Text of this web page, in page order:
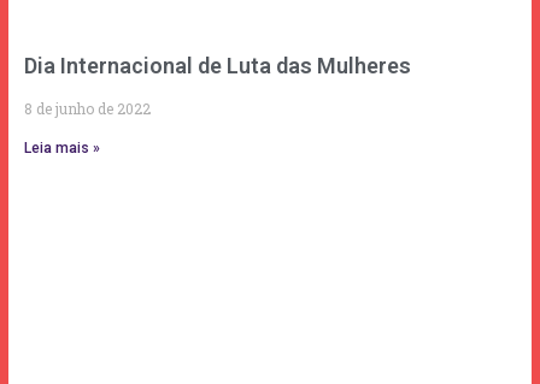
Dia Internacional de Luta das Mulheres
8 de junho de 2022
Leia mais »